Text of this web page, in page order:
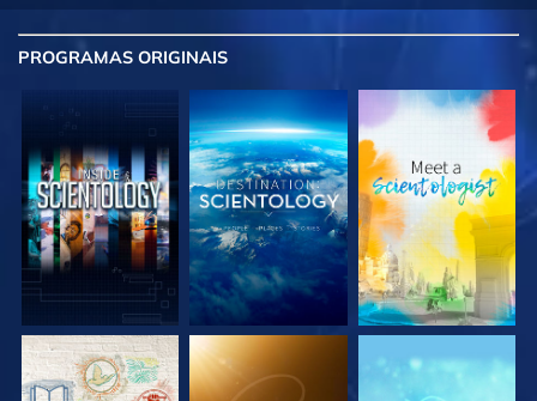
PROGRAMAS ORIGINAIS